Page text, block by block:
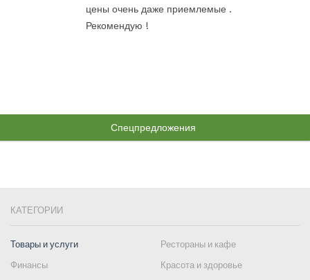
цены очень даже приемлемые .
Рекомендую !
Спецпредложения
КАТЕГОРИИ
Товары и услуги
Рестораны и кафе
Финансы
Красота и здоровье